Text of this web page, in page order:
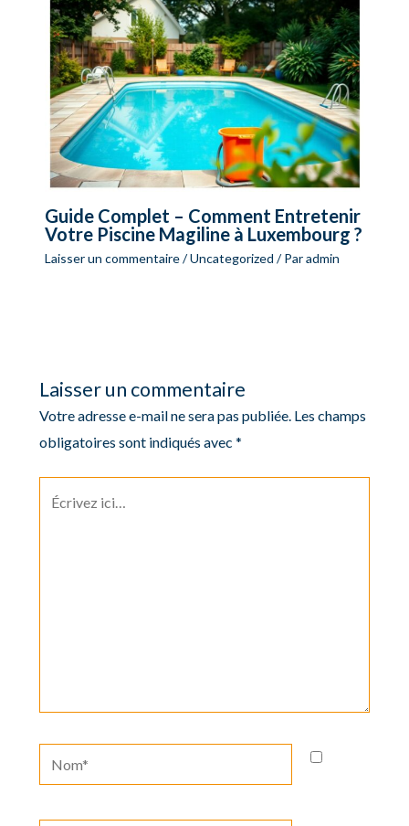
Guide Complet – Comment Entretenir
Votre Piscine Magiline à Luxembourg ?
Laisser un commentaire/Uncategorized / Paradmin
Laisser un commentaire
Votre adresse e-mail ne sera pas publiée. Les champs
obligatoires sont indiqués avec *
Nom*